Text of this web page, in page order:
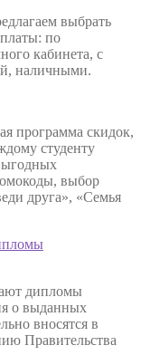
выбрать
по
кабинета, с
наличными.
программа скидок,
студенту
выбор
друга», «Семья
дипломы
о выданных
вносятся в
Правительства